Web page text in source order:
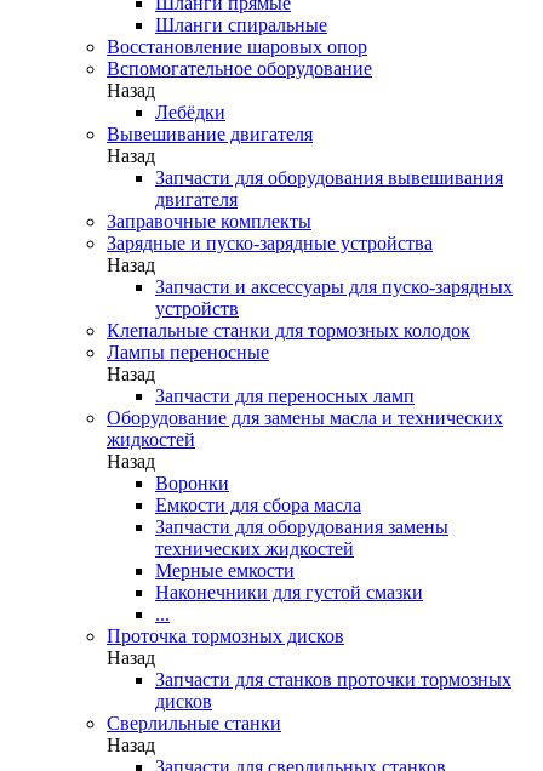
Шланги спиральные
Восстановление шаровых опор
Вспомогательное оборудование
Назад
Лебёдки
Вывешивание двигателя
Назад
Запчасти для оборудования вывешивания
двигателя
Заправочные комплекты
Зарядные и пуско-зарядные устройства
Назад
Запчасти и аксессуары для пуско-зарядных
устройств
Клепальные станки для тормозных колодок
Лампы переносные
Назад
Запчасти для переносных ламп
Оборудование для замены масла и технических
жидкостей
Назад
Воронки
Емкости для сбора масла
Запчасти для оборудования замены
технических жидкостей
Мерные емкости
Наконечники для густой смазки
...
Проточка тормозных дисков
Назад
Запчасти для станков проточки тормозных
дисков
Сверлильные станки
Назад
Запчасти для сверлильных станков